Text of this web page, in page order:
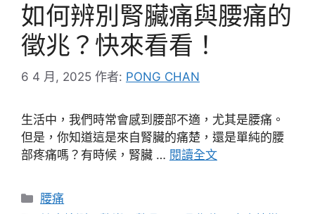
如何辨別腎臟痛與腰痛的
徵兆？快來看看！
6 4 月, 2025 作者: PONG CHAN
生活中，我們時常會感到腰部不適，尤其是腰痛。
但是，你知道這是來自腎臟的痛楚，還是單純的腰
部疼痛嗎？有時候，腎臟 … 閱讀全文
分
腰痛